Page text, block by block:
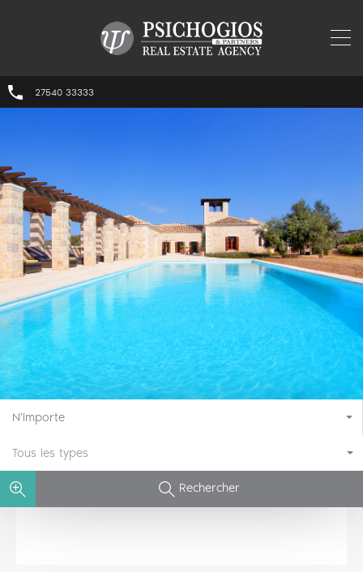
27540 33333
N'importe
Tous les types
Rechercher